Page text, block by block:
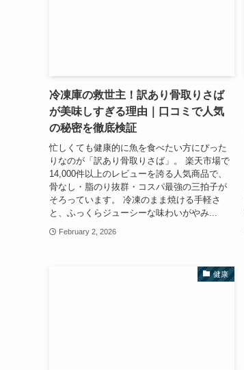
冷凍庫の救世主！訳あり骨取りさば
が美味しすぎる理由｜口コミで人気
の秘密を徹底検証
忙しくても健康的に魚を食べたい方にぴった
りなのが「訳あり骨取りさば」。 楽天市場で
14,000件以上のレビューを誇る人気商品で、
骨なし・脂のり抜群・コスパ最強の三拍子が
そろっています。 冷凍のまま焼ける手軽さ
と、ふっくらジューシーな味わいがやみ...
February 2, 2026
健康